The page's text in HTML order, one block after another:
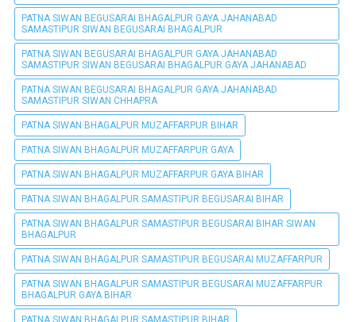
PATNA SIWAN BEGUSARAI BHAGALPUR GAYA JAHANABAD
SAMASTIPUR SIWAN BEGUSARAI BHAGALPUR
PATNA SIWAN BEGUSARAI BHAGALPUR GAYA JAHANABAD
SAMASTIPUR SIWAN BEGUSARAI BHAGALPUR GAYA JAHANABAD
PATNA SIWAN BEGUSARAI BHAGALPUR GAYA JAHANABAD
SAMASTIPUR SIWAN CHHAPRA
PATNA SIWAN BHAGALPUR MUZAFFARPUR BIHAR
PATNA SIWAN BHAGALPUR MUZAFFARPUR GAYA
PATNA SIWAN BHAGALPUR MUZAFFARPUR GAYA BIHAR
PATNA SIWAN BHAGALPUR SAMASTIPUR BEGUSARAI BIHAR
PATNA SIWAN BHAGALPUR SAMASTIPUR BEGUSARAI BIHAR SIWAN
BHAGALPUR
PATNA SIWAN BHAGALPUR SAMASTIPUR BEGUSARAI MUZAFFARPUR
PATNA SIWAN BHAGALPUR SAMASTIPUR BEGUSARAI MUZAFFARPUR
BHAGALPUR GAYA BIHAR
PATNA SIWAN BHAGALPUR SAMASTIPUR BIHAR